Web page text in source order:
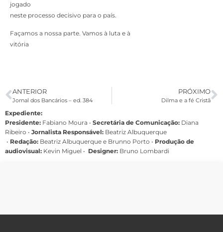
jogado
neste processo decisivo para o país.
Façamos a nossa parte. Vamos à luta e à
vitória
ANTERIOR
Jornal dos Bancários – ed. 384
PRÓXIMO
Dilma e a fé Cristã
Expediente:
Presidente: Fabiano Moura • Secretária de Comunicação: Diana
Ribeiro • Jornalista Responsável: Beatriz Albuquerque
• Redação: Beatriz Albuquerque e Brunno Porto • Produção de
audiovisual: Kevin Miguel • Designer: Bruno Lombardi